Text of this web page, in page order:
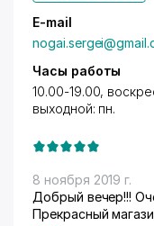
E-mail
Часы работы
10.00-19.00,
выходной: пн.
8 ноября 2019 г.
Добрый вечер!!!
Прекрасный